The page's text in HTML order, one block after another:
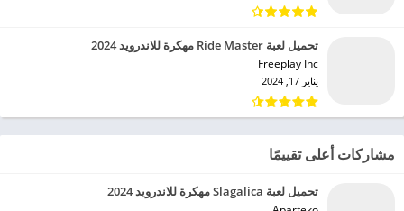
تحميل لعبة Ride Master مهكرة للاندرويد 2024
Freeplay Inc‏
يناير 17, 2024
مشاركات أعلى تقييمًا
تحميل لعبة Slagalica مهكرة للاندرويد 2024